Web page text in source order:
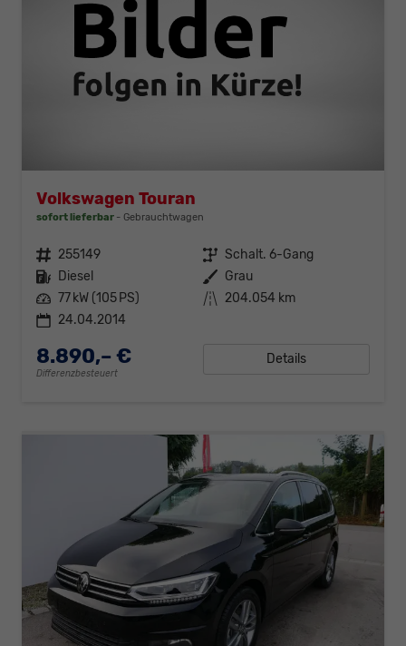
Volkswagen Touran
sofort lieferbar Gebrauchtwagen
Fahrzeugnr. 255149 Getriebe Schalt. 6-Gang
Kraftstoff Diesel Außenfarbe Grau
Leistung 77 kW (105 PS) Kilometerstand 204.054 km
24.04.2014
8.890,– €
Differenzbesteuert
Details